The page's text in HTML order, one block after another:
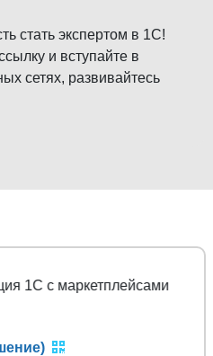
стать экспертом в 1С!
и вступайте в
сетях, развивайтесь